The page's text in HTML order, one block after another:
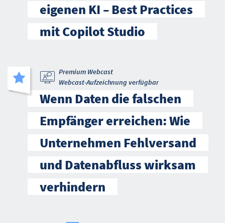
eigenen KI – Best Practices
mit Copilot Studio
Premium Webcast
Webcast-Aufzeichnung verfügbar
Wenn Daten die falschen
Empfänger erreichen: Wie
Unternehmen Fehlversand
und Datenabfluss wirksam
verhindern